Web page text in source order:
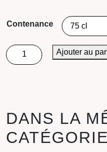
Contenance
quantité
de
Ajouter au
DANS LA